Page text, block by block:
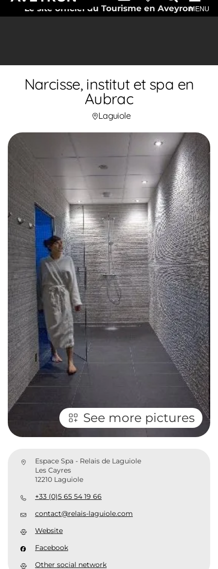
Le site officiel du Tourisme en AveyronMENU
Narcisse, institut et spa en
Aubrac
Laguiole
See more pictures
Espace Spa - Relais de Laguiole
Les Cayres
12210 Laguiole
+33 (0)5 65 54 19 66
contact@relais-laguiole.com
Website
Facebook
Other social network